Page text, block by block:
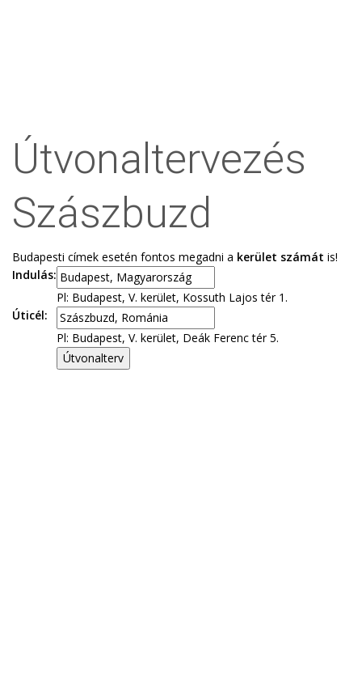
Útvonaltervezés
Szászbuzd
Budapesti címek esetén fontos megadni a kerület számát is!
Indulás:
Pl: Budapest, V. kerület, Kossuth Lajos tér 1.
Úticél:
Pl: Budapest, V. kerület, Deák Ferenc tér 5.